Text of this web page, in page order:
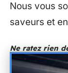
Nous vous
saveurs et
Ne ratez rien